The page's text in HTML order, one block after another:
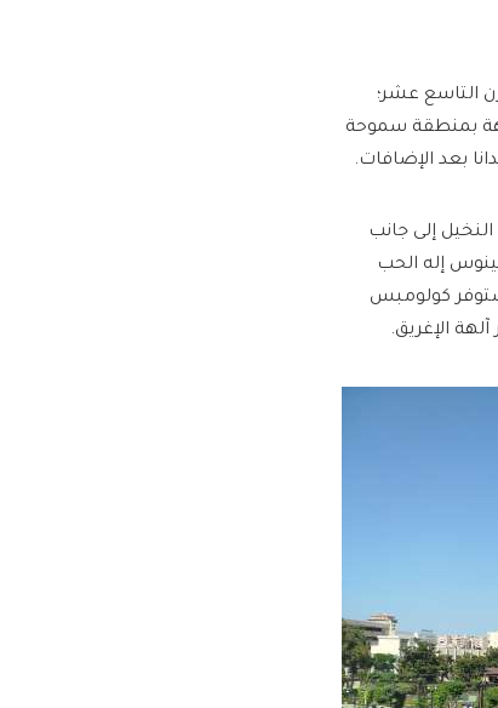
التاسع عشر؛
بمنطقة سموحة
وأكثر من 38 نوعا من الأشجار، و27 نوعا من النخيل إلى جانب
إله الحب
كولومبس